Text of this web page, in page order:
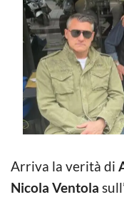
Arriva la verità di
Nicola Ventola sull’